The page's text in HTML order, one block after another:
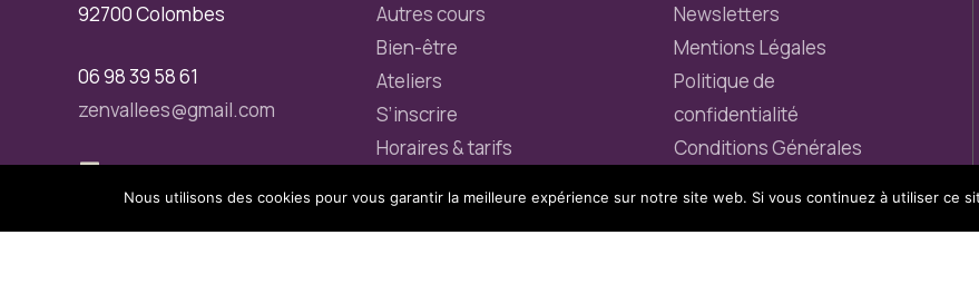
92700 Colombes
06 98 39 58 61
zenvallees@gmail.com
Créé avec ❤ parArkyda
Autres cours
Bien-être
Ateliers
S’inscrire
Horaires & tarifs
Newsletters
Mentions Légales
Politique de
confidentialité
Conditions Générales
Nous utilisons des cookies pour vous garantir la meilleure expérience sur notre site web. Si vous continuez à utiliser ce